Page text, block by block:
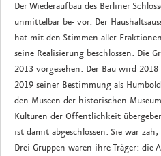
Der Wiederaufbau des Berliner
unmittelbar be- vor. Der
hat mit den Stimmen aller
seine Realisierung beschlossen. Die
2013 vorgesehen. Der Bau wird
2019 seiner Bestimmung als
den Museen der historischen
Kulturen der Öffentlichkeit
ist damit abgeschlossen. Sie war
Drei Gruppen waren ihre Träger: die